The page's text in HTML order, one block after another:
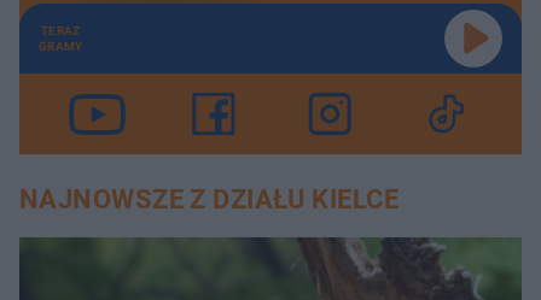
TERAZ
GRAMY
NAJNOWSZE Z DZIAŁU KIELCE